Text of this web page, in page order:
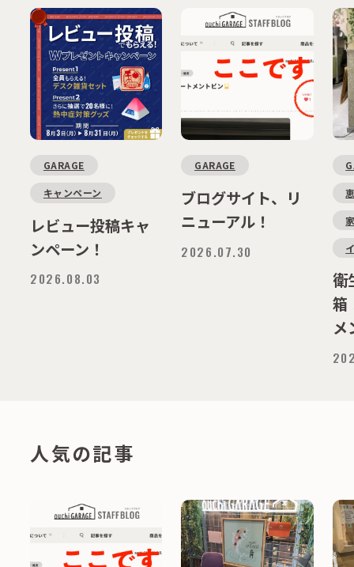
GARAGE
キャンペーン
レビュー投稿キャ
ンペーン！
2026.08.03
GARAGE
ブログサイト、リ
ニューアル！
2026.07.30
衛
箱
メ
人気の記事